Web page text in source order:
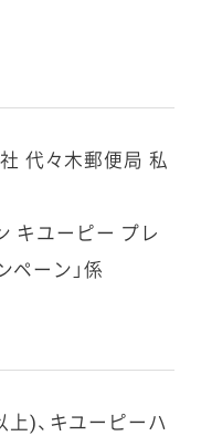
代々木郵便局 私
キユーピー プレ
ペーン」係
)、キユーピーハ